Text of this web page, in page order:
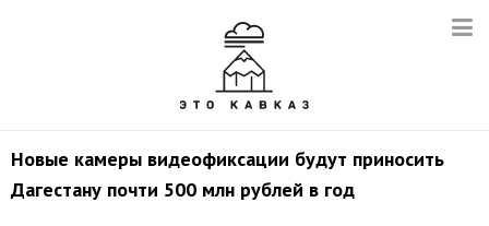
Новые камеры видеофиксации будут приносить
Дагестану почти 500 млн рублей в год